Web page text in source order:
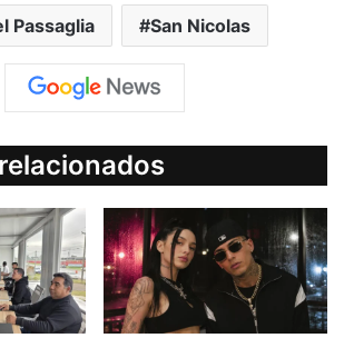
Passaglia San Nicolas